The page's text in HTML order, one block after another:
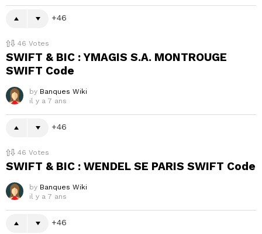
46
46 Votes
SWIFT & BIC : YMAGIS S.A. MONTROUGE
SWIFT Code
by Banques Wiki
il y a 7 ans
46
46 Votes
SWIFT & BIC : WENDEL SE PARIS SWIFT Code
by Banques Wiki
il y a 7 ans
46